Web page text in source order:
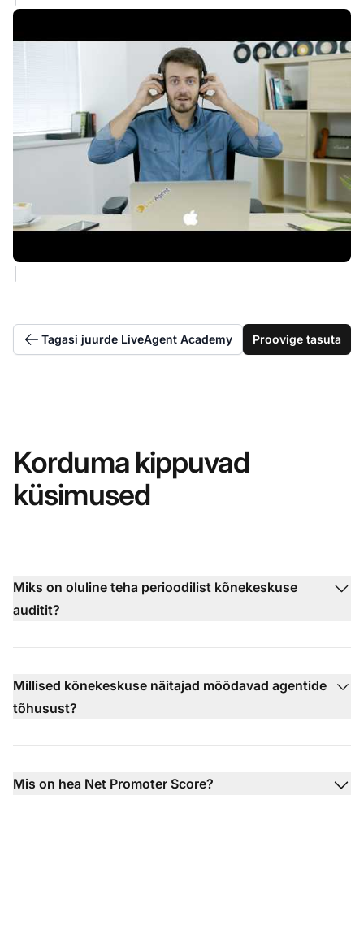
Tagasi juurde LiveAgent Academy Proovige tasuta
Korduma kippuvad
küsimused
Miks on oluline teha perioodilist kõnekeskuse
auditit?
Millised kõnekeskuse näitajad mõõdavad agentide
tõhusust?
Mis on hea Net Promoter Score?